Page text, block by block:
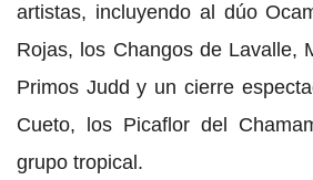
artistas, incluyendo al dúo
Rojas, los Changos de Lavalle,
Primos Judd y un cierre
Cueto, los Picaflor del
grupo tropical.